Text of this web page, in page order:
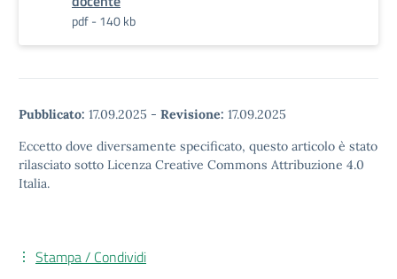
pdf - 140 kb
Pubblicato: 17.09.2025 - Revisione: 17.09.2025
Eccetto dove diversamente specificato, questo articolo è stato
rilasciato sotto Licenza Creative Commons Attribuzione 4.0
Italia.
Stampa / Condividi